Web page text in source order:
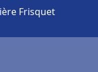
Frisquet